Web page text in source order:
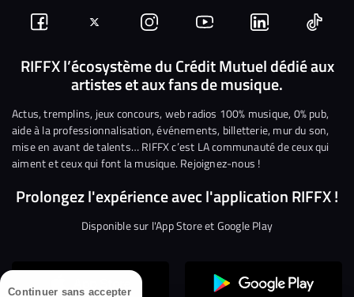
Continuer sans accepter
Suivez-
nous
Facebook
Suivez-
nous
sur
Twitter
Nous
rejoindre
sur
Instagram
Nous
rejoindre
sur
YouTube
Nous
rejoindre
sur
Linkedin
Nous
RIFFX l’écosystème du Crédit Mutuel dédié aux
artistes et aux fans de musique.
Actus, tremplins, jeux concours, web radios 100% musique, 0% pub,
aide à la professionnalisation, événements, billetterie, mur du son,
mise en avant de talents… RIFFX c’est LA communauté de ceux qui
aiment et ceux qui font la musique. Rejoignez-nous !
Prolongez l'expérience avec l'application RIFFX !
Disponible sur l'App Store et Google Play